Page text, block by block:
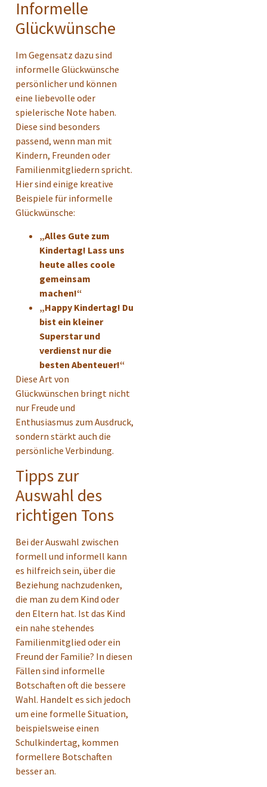
Informelle
Glückwünsche
Im Gegensatz dazu sind
informelle Glückwünsche
persönlicher und können
eine liebevolle oder
spielerische Note haben.
Diese sind besonders
passend, wenn man mit
Kindern, Freunden oder
Familienmitgliedern spricht.
Hier sind einige kreative
Beispiele für informelle
Glückwünsche:
„Alles Gute zum
Kindertag! Lass uns
heute alles coole
gemeinsam
machen!“
„Happy Kindertag! Du
bist ein kleiner
Superstar und
verdienst nur die
besten Abenteuer!“
Diese Art von
Glückwünschen bringt nicht
nur Freude und
Enthusiasmus zum Ausdruck,
sondern stärkt auch die
persönliche Verbindung.
Tipps zur
Auswahl des
richtigen Tons
Bei der Auswahl zwischen
formell und informell kann
es hilfreich sein, über die
Beziehung nachzudenken,
die man zu dem Kind oder
den Eltern hat. Ist das Kind
ein nahe stehendes
Familienmitglied oder ein
Freund der Familie? In diesen
Fällen sind informelle
Botschaften oft die bessere
Wahl. Handelt es sich jedoch
um eine formelle Situation,
beispielsweise einen
Schulkindertag, kommen
formellere Botschaften
besser an.